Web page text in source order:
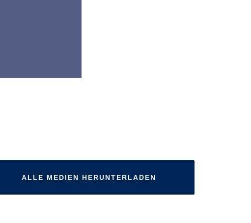
ALLE MEDIEN HERUNTERLADEN